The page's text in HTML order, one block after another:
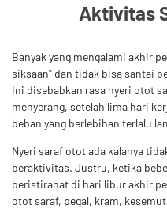
Aktivitas
Banyak yang mengalami akhir
siksaan" dan tidak bisa santai
Ini disebabkan rasa nyeri otot
menyerang, setelah lima hari
beban yang berlebihan terlalu
Nyeri saraf otot ada kalanya
beraktivitas. Justru, ketika
beristirahat di hari libur akhir
otot saraf, pegal, kram,